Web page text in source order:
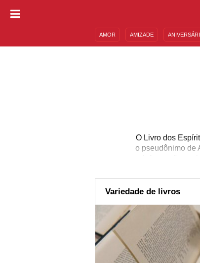
AMOR AMIZADE
O Livro dos
o pseudônimo de
informações
Livro Espírita e
literatura tão
Variedade de livros